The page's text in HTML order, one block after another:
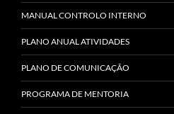
MANUAL CONTROLO INTERNO
PLANO ANUAL ATIVIDADES
PLANO DE COMUNICAÇÃO
PROGRAMA DE MENTORIA